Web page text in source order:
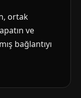
ortak
ve
bağlantıyı